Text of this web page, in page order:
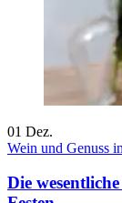
01 Dez.
Wein und Genuss
Die